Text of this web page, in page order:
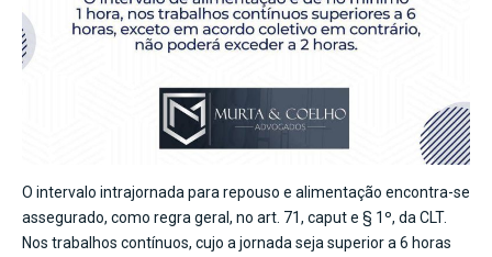
O intervalo intrajornada para repouso e alimentação encontra-se
assegurado, como regra geral, no art. 71, caput e § 1º, da CLT.
Nos trabalhos contínuos, cujo a jornada seja superior a 6 horas